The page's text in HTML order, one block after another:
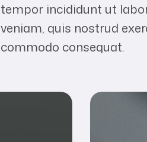
tempor incididunt ut
veniam, quis nostrud
commodo consequat.